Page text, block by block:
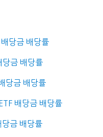
당금 배당률
당금 배당률
당금 배당률
배당금 배당률
금 배당률